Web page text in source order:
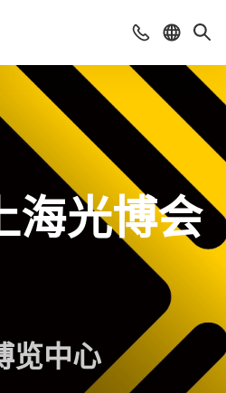
海光博会
览中心